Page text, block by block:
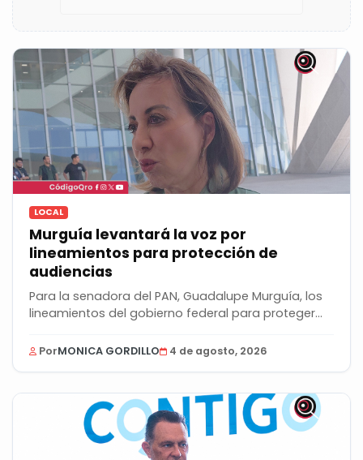
LOCAL
Murguía levantará la voz por
lineamientos para protección de
audiencias
Para la senadora del PAN, Guadalupe Murguía, los
lineamientos del gobierno federal para proteger...
PorMONICA GORDILLO 4 de agosto, 2026